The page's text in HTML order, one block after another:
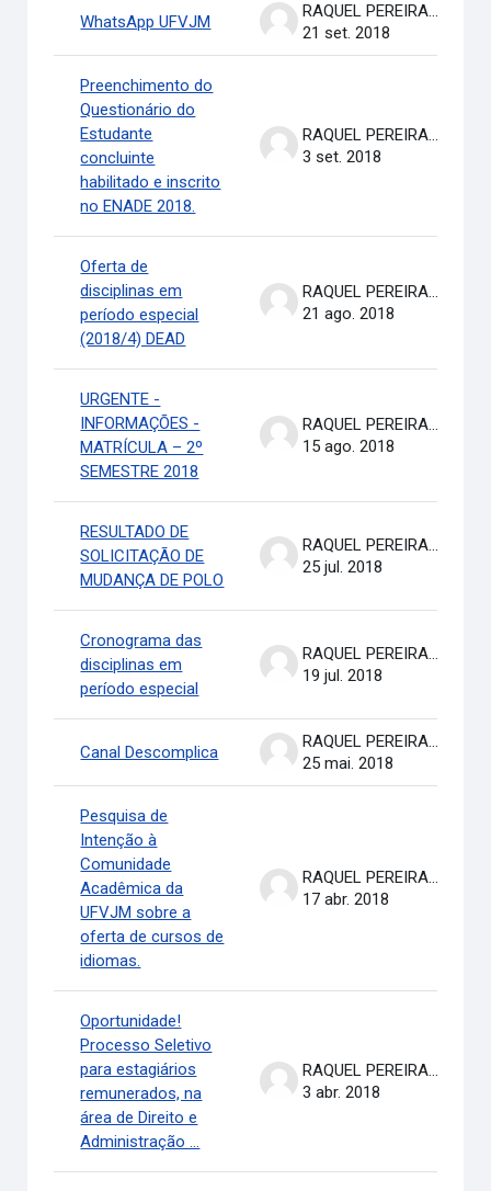
WhatsApp UFVJM
RAQUEL PEREIRA DE ARRUDA
21 set. 2018
Preenchimento do
Questionário do
Estudante
concluinte
habilitado e inscrito
no ENADE 2018.
RAQUEL PEREIRA DE ARRUDA
3 set. 2018
Oferta de
disciplinas em
período especial
(2018/4) DEAD
RAQUEL PEREIRA DE ARRUDA
21 ago. 2018
URGENTE -
INFORMAÇÕES -
MATRÍCULA – 2º
SEMESTRE 2018
RAQUEL PEREIRA DE ARRUDA
15 ago. 2018
RESULTADO DE
SOLICITAÇÃO DE
MUDANÇA DE POLO
RAQUEL PEREIRA DE ARRUDA
25 jul. 2018
Cronograma das
disciplinas em
período especial
RAQUEL PEREIRA DE ARRUDA
19 jul. 2018
Canal Descomplica
RAQUEL PEREIRA DE ARRUDA
25 mai. 2018
Pesquisa de
Intenção à
Comunidade
Acadêmica da
UFVJM sobre a
oferta de cursos de
idiomas.
RAQUEL PEREIRA DE ARRUDA
17 abr. 2018
Oportunidade!
Processo Seletivo
para estagiários
remunerados, na
área de Direito e
Administração ...
RAQUEL PEREIRA DE ARRUDA
3 abr. 2018